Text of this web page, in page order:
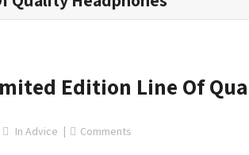
Edition Line Of
In Advice Comments